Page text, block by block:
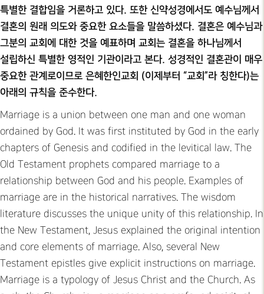
특별한 결합임을 거론하고 있다. 또한 신약성경에서도 예수님께서
결혼의 원래 의도와 중요한 요소들을 말씀하셨다. 결혼은 예수님과
그분의 교회에 대한 것을 예표하며 교회는 결혼을 하나님께서
설립하신 특별한 영적인 기관이라고 본다. 성경적인 결혼관이 매우
중요한 관계로이므로 은혜한인교회 (이제부터 “교회”라 칭한다)는
아래의 규칙을 준수한다.
Marriage is a union between one man and one woman
ordained by God. It was first instituted by God in the early
chapters of Genesis and codified in the levitical law. The
Old Testament prophets compared marriage to a
relationship between God and his people. Examples of
marriage are in the historical narratives. The wisdom
literature discusses the unique unity of this relationship. In
the New Testament, Jesus explained the original intention
and core elements of marriage. Also, several New
Testament epistles give explicit instructions on marriage.
Marriage is a typology of Jesus Christ and the Church. As